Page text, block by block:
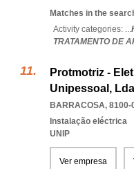
Matches in the
Activity categories: ...
TRATAMENTO DE
Protmotriz -
Unipessoal, Lda
BARRACOSA, 8100-
Instalação eléctrica
UNIP
Ver empresa